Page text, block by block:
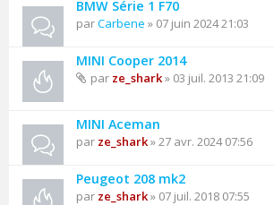
BMW Série 1 F70
parCarbene » 07 juin 2024 21:03
MINI Cooper 2014
par ze_shark» 03 juil. 2013 21:09
MINI Aceman
par ze_shark» 27 avr. 2024 07:56
Peugeot 208 mk2
par ze_shark» 07 juil. 2018 07:55